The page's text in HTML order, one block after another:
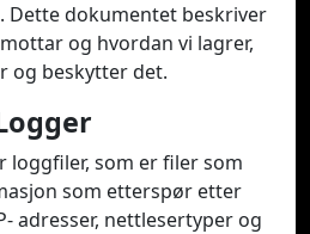
Dette dokumentet beskriver
og hvordan vi lagrer,
og beskytter det.
loggfiler, som er filer som
som etterspør etter
adresser, nettlesertyper og